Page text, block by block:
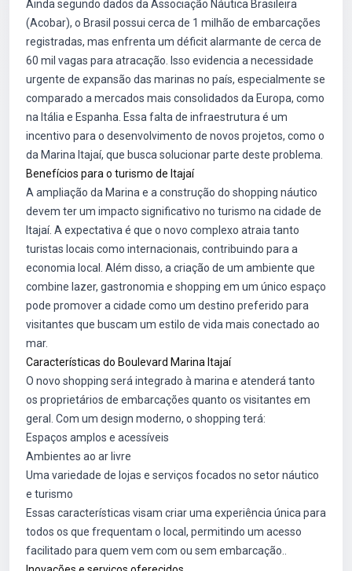
Ainda segundo dados da Associação Náutica Brasileira
(Acobar), o Brasil possui cerca de 1 milhão de embarcações
registradas, mas enfrenta um déficit alarmante de cerca de
60 mil vagas para atracação. Isso evidencia a necessidade
urgente de expansão das marinas no país, especialmente se
comparado a mercados mais consolidados da Europa, como
na Itália e Espanha. Essa falta de infraestrutura é um
incentivo para o desenvolvimento de novos projetos, como o
da Marina Itajaí, que busca solucionar parte deste problema.
Benefícios para o turismo de Itajaí
A ampliação da Marina e a construção do shopping náutico
devem ter um impacto significativo no turismo na cidade de
Itajaí. A expectativa é que o novo complexo atraia tanto
turistas locais como internacionais, contribuindo para a
economia local. Além disso, a criação de um ambiente que
combine lazer, gastronomia e shopping em um único espaço
pode promover a cidade como um destino preferido para
visitantes que buscam um estilo de vida mais conectado ao
mar.
Características do Boulevard Marina Itajaí
O novo shopping será integrado à marina e atenderá tanto
os proprietários de embarcações quanto os visitantes em
geral. Com um design moderno, o shopping terá:
Espaços amplos e acessíveis
Ambientes ao ar livre
Uma variedade de lojas e serviços focados no setor náutico
e turismo
Essas características visam criar uma experiência única para
todos os que frequentam o local, permitindo um acesso
facilitado para quem vem com ou sem embarcação..